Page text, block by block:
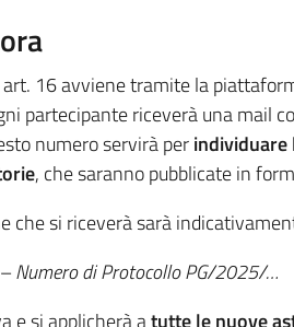
art. 16 avviene tramite la
partecipante riceverà una mail
numero servirà perindividuare
, che saranno pubblicate in
che si riceverà sarà
Numero di Protocollo PG/2025/…
e si applicherà atutte le nuove